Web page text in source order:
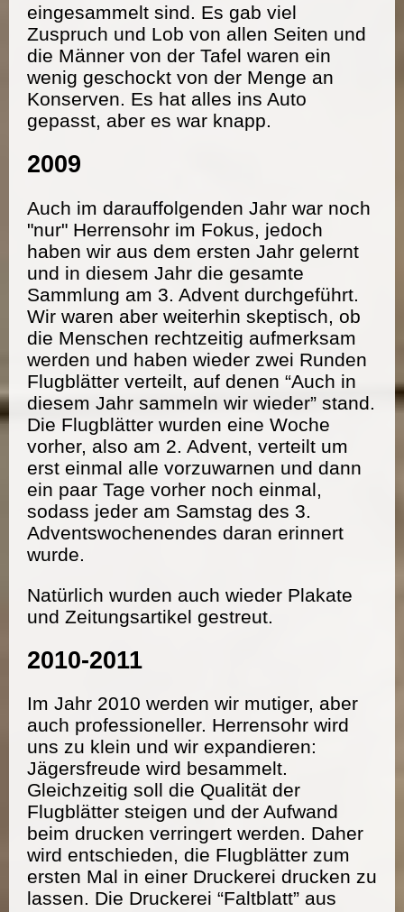
eingesammelt sind. Es gab viel
Zuspruch und Lob von allen Seiten und
die Männer von der Tafel waren ein
wenig geschockt von der Menge an
Konserven. Es hat alles ins Auto
gepasst, aber es war knapp.
2009
Auch im darauffolgenden Jahr war noch
"nur" Herrensohr im Fokus, jedoch
haben wir aus dem ersten Jahr gelernt
und in diesem Jahr die gesamte
Sammlung am 3. Advent durchgeführt.
Wir waren aber weiterhin skeptisch, ob
die Menschen rechtzeitig aufmerksam
werden und haben wieder zwei Runden
Flugblätter verteilt, auf denen “Auch in
diesem Jahr sammeln wir wieder” stand.
Die Flugblätter wurden eine Woche
vorher, also am 2. Advent, verteilt um
erst einmal alle vorzuwarnen und dann
ein paar Tage vorher noch einmal,
sodass jeder am Samstag des 3.
Adventswochenendes daran erinnert
wurde.
Natürlich wurden auch wieder Plakate
und Zeitungsartikel gestreut.
2010-2011
Im Jahr 2010 werden wir mutiger, aber
auch professioneller. Herrensohr wird
uns zu klein und wir expandieren:
Jägersfreude wird besammelt.
Gleichzeitig soll die Qualität der
Flugblätter steigen und der Aufwand
beim drucken verringert werden. Daher
wird entschieden, die Flugblätter zum
ersten Mal in einer Druckerei drucken zu
lassen. Die Druckerei “Faltblatt” aus